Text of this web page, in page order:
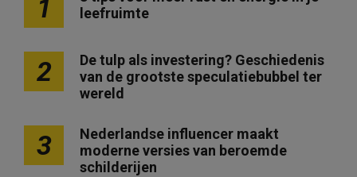
1
leefruimte
2
De tulp als investering? Geschiedenis
van de grootste speculatiebubbel ter
wereld
3
Nederlandse influencer maakt
moderne versies van beroemde
schilderijen